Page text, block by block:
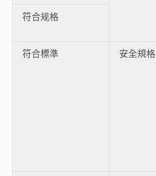
符合规格
符合標準 安全規格